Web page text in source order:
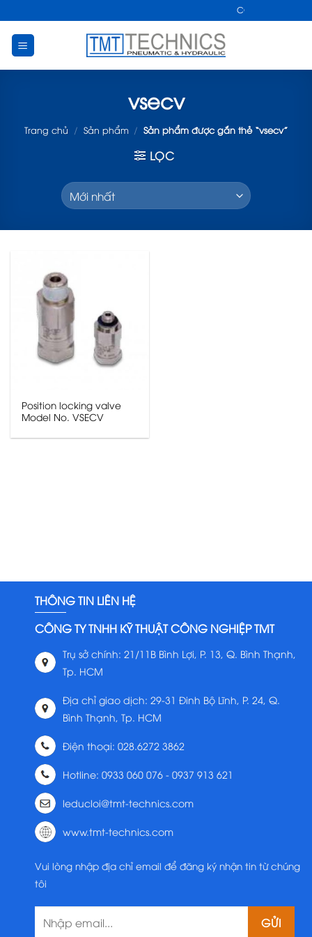
to
content
CÔNG TY TNHH KỸ
vsecv
Trang chủ / Sản phẩm / Sản phẩm được gắn thẻ “vsecv”
LỌC
Position locking valve
Model No. VSECV
THÔNG TIN LIÊN HỆ
CÔNG TY TNHH KỸ THUẬT CÔNG NGHIỆP TMT
Trụ sở chính: 21/11B Bình Lợi, P. 13, Q. Bình Thạnh,
Tp. HCM
Địa chỉ giao dịch: 29-31 Đinh Bộ Lĩnh, P. 24, Q.
Bình Thạnh, Tp. HCM
Điện thoại: 028.6272 3862
Hotline: 0933 060 076 - 0937 913 621
leducloi@tmt-technics.com
www.tmt-technics.com
Vui lòng nhập địa chỉ email để đăng ký nhận tin từ chúng
tôi